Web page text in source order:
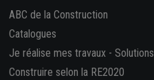
ABC de la Construction
Catalogues
Je réalise mes travaux - Solutions
Construire selon la RE2020